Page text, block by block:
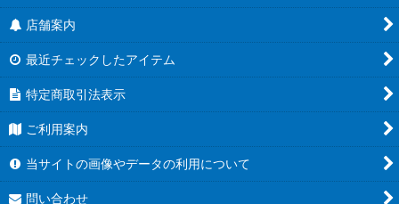
店舗案内
最近チェックしたアイテム
特定商取引法表示
ご利用案内
当サイトの画像やデータの利用について
問い合わせ